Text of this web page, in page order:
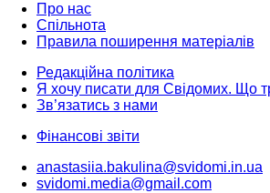
Про нас
Спільнота
Правила поширення матеріалів
Редакційна політика
Я хочу писати для Свідомих. Що
Зв’язатись з нами
Фінансові звіти
anastasiia.bakulina@svidomi.in.ua
svidomi.media@gmail.com